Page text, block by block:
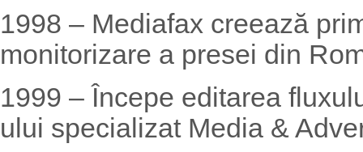
1998 – Mediafax creează
monitorizare a presei din
1999 – Începe editarea
ului specializat Media &